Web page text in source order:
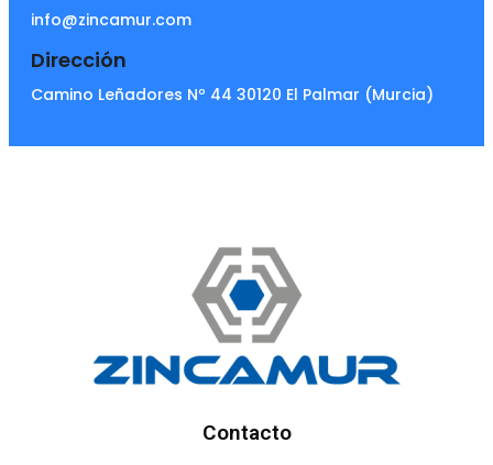
info@zincamur.com
Dirección
Camino Leñadores Nº 44 30120 El Palmar (Murcia)
Contacto